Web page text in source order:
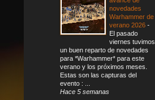
novedades
Warhammer de
verano 2026 -
El pasado
viernes tuvimos
un buen reparto de novedades
para *Warhammer* para este
verano y los próximos meses.
Estas son las capturas del
evento : ...
Hace 5 semanas